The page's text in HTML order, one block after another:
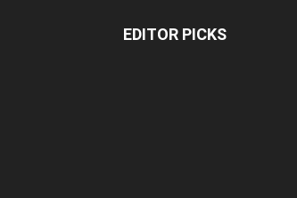
EDITOR PICKS